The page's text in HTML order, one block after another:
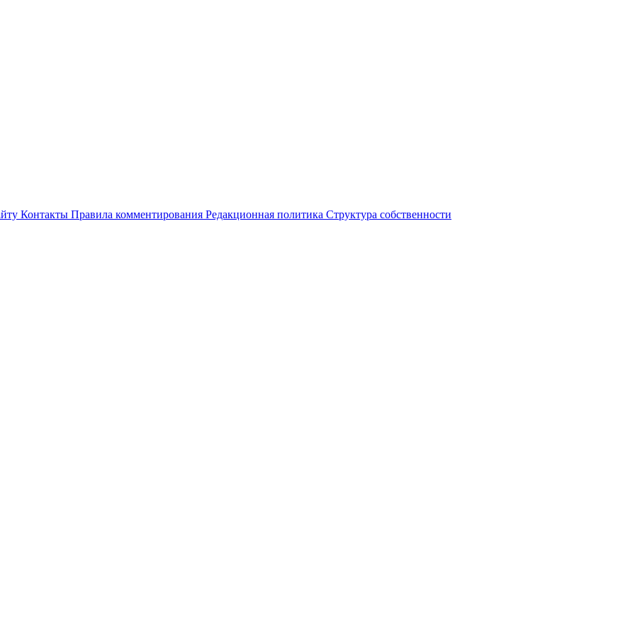
Контакты Правила комментирования Редакционная политика Структура собственности